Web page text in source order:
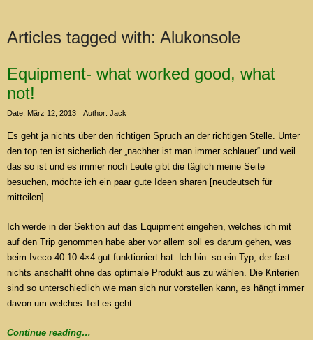
Articles tagged with: Alukonsole
Equipment- what worked good, what
not!
Date: März 12, 2013 Author: Jack
Es geht ja nichts über den richtigen Spruch an der richtigen Stelle. Unter
den top ten ist sicherlich der „nachher ist man immer schlauer“ und weil
das so ist und es immer noch Leute gibt die täglich meine Seite
besuchen, möchte ich ein paar gute Ideen sharen [neudeutsch für
mitteilen].
Ich werde in der Sektion auf das Equipment eingehen, welches ich mit
auf den Trip genommen habe aber vor allem soll es darum gehen, was
beim Iveco 40.10 4×4 gut funktioniert hat. Ich bin so ein Typ, der fast
nichts anschafft ohne das optimale Produkt aus zu wählen. Die Kriterien
sind so unterschiedlich wie man sich nur vorstellen kann, es hängt immer
davon um welches Teil es geht.
Continue reading…